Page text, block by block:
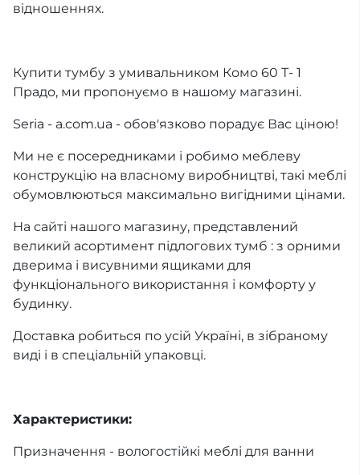
відношеннях.
Купити тумбу з умивальником Комо 60 Т- 1
Прадо, ми пропонуємо в нашому магазині.
Seria - a.com.ua - обов'язково порадує Вас ціною!
Ми не є посередниками і робимо меблеву
конструкцію на власному виробництві, такі меблі
обумовлюються максимально вигідними цінами.
На сайті нашого магазину, представлений
великий асортимент підлогових тумб : з орними
дверима і висувними ящиками для
функціонального використання і комфорту у
будинку.
Доставка робиться по усій Україні, в зібраному
виді і в спеціальній упаковці.
Характеристики:
Призначення - вологостійкі меблі для ванни